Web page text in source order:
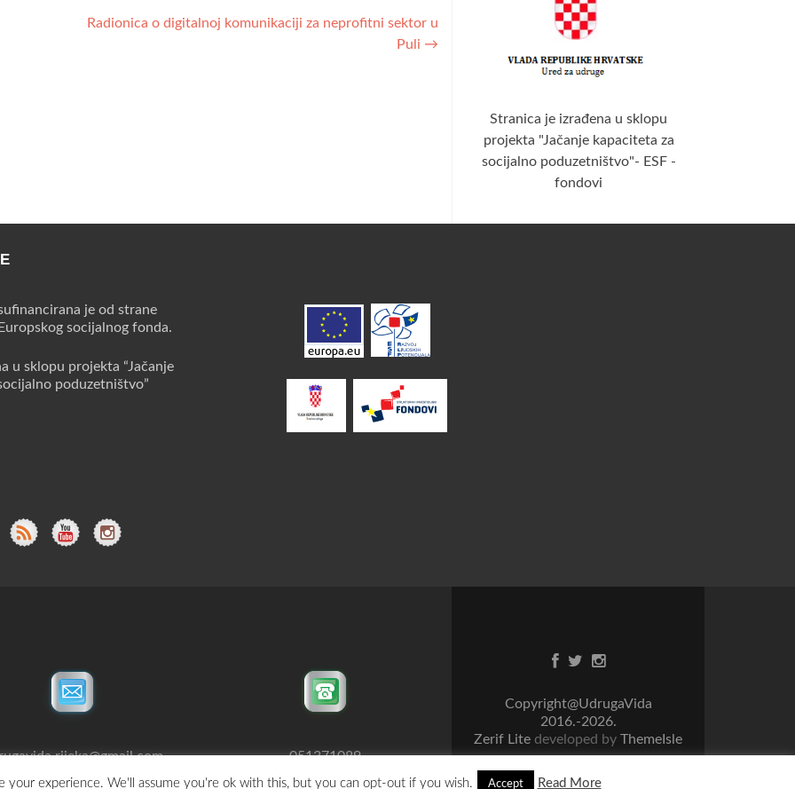
Radionica o digitalnoj komunikaciji za neprofitni sektor u
Puli →
Stranica je izrađena u sklopu
projekta "Jačanje kapaciteta za
socijalno poduzetništvo"- ESF -
fondovi
je od strane
socijalnog fonda.
u sklopu projekta “Jačanje
poduzetništvo”
051371089
Facebook
TwitterInstagram
Copyright@UdrugaVida
2016.-2026.
Zerif Lite developed by ThemeIsle
your experience. We'll assume you're ok with this, but you can opt-out if you wish. Accept Read More